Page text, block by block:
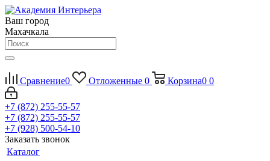
Ваш город
Махачкала
Сравнение0 Отложенные 0 Корзина0 0
+7 (872) 255-55-57
+7 (872) 255-55-57
+7 (928) 500-54-10
Заказать звонок
Каталог